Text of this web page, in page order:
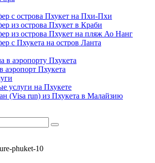
с острова Пхукет на Пхи-Пхи
из острова Пхукет в Краби
из острова Пхукет на пляж Ао Нанг
с Пхукета на остров Ланта
в аэропорту Пхукета
аэропорт Пхукета
услуги на Пхукете
(Visa run) из Пхукета в Малайзию
phuket-10